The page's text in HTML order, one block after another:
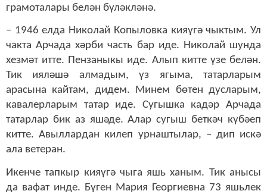
грамоталары белән бүләкләнә.
– 1946 елда Николай Копыловка кияүгә чыктым. Ул
чакта Арчада хәрби часть бар иде. Николай шунда
хезмәт итте. Пензаныкы иде. Алып китте үзе белән.
Тик ияләшә алмадым, үз ягыма, татарларым
арасына кайтам, дидем. Минем бөтен дусларым,
кавалерларым татар иде. Сугышка кадәр Арчада
татарлар бик аз яшәде. Алар сугыш беткәч күбәеп
китте. Авыллардан килеп урнаштылар, – дип искә
ала ветеран.
Икенче тапкыр кияүгә чыга яшь ханым. Тик анысы
да вафат инде. Бүген Мария Георгиевна 73 яшьлек